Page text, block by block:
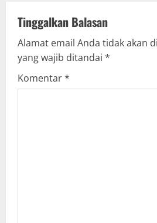
v
i
g
Tinggalkan Balasan
Alamat email Anda tidak akan
yang wajib ditandai *
Komentar*